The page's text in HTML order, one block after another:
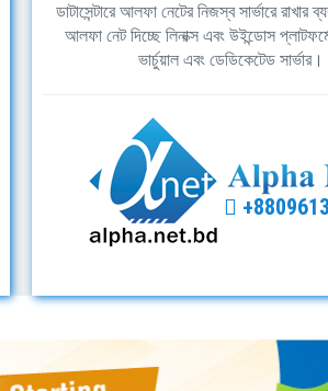
ডাটাসেন্টারে আলফা নেটের নিজস্ব সার্ভারে রাখার
আলফা নেট দিচ্ছে লিনাক্স এবং উইন্ডোস
ভার্চুয়াল এবং ডেডিকেটেড সার্ভার।